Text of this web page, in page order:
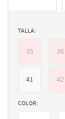
TALLA:
35 36
41 42
COLOR: